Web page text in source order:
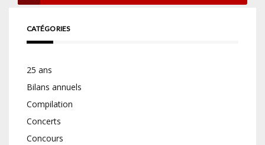
CATÉGORIES
25 ans
Bilans annuels
Compilation
Concerts
Concours